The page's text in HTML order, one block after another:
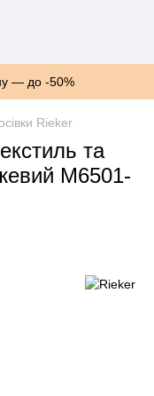
— до -50%
Rieker
та
M6501-